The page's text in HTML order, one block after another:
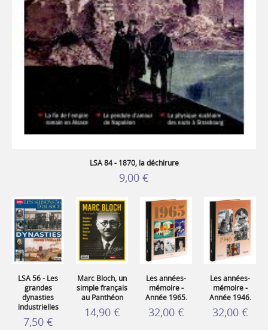
LSA 84 - 1870, la déchirure
9,00 €
LSA 56 - Les
grandes
dynasties
industrielles
7,50 €
Marc Bloch, un
simple français
au Panthéon
14,90 €
Les années-
mémoire -
Année 1965.
32,00 €
Les années-
mémoire -
Année 1946.
32,00 €